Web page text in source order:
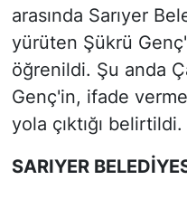
arasında Sarıyer
yürüten Şükrü
öğrenildi. Şu anda
Genç'in, ifade
yola çıktığı belirtildi.
SARIYER